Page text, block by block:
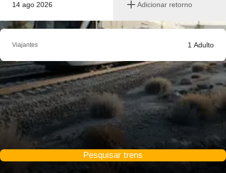
14 ago 2026 Adicionar retorno
Viajantes 1 Adulto
Pesquisar trens